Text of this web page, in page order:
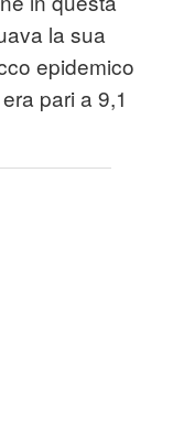
la sua
epidemico
pari a 9,1